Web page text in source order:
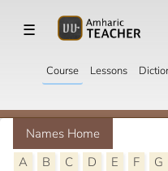
☰
Course Lessons
Names Home
A
B C D E F G